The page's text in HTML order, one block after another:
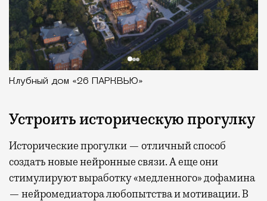
Клубный дом «26 ПАРКВЬЮ»
Устроить историческую прогулку
Исторические прогулки — отличный способ
создать новые нейронные связи. А еще они
стимулируют выработку «медленного» дофамина
— нейромедиатора любопытства и мотивации. В